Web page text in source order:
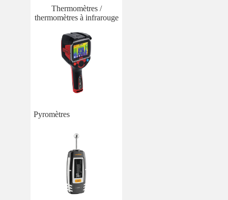
Thermomètres /
thermomètres à infrarouge
Pyromètres